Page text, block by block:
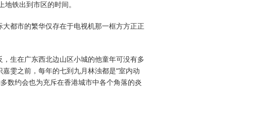
铁出到市区的时间。
都市的繁华仅存在于电视机那一框方方正正
生在广东西北边山区小城的他童年可没有多
雯之前，每年的七到九月林浊都是“室内动
数约会也为充斥在香港城市中各个角落的炎